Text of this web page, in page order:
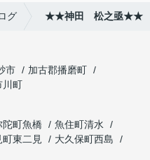
グ ★★神田 松之亟★★
市
加古郡播磨町
川町
陀町魚橋
魚住町清水
町東二見
大久保町西島